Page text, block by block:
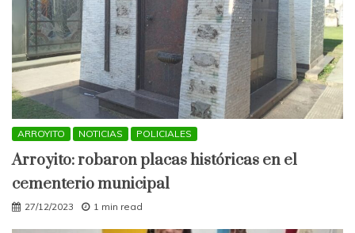
ARROYITO NOTICIAS POLICIALES
Arroyito: robaron placas históricas en el
cementerio municipal
27/12/2023 1 min read